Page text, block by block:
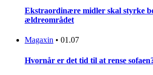
Ekstraordinære midler skal styrke
ældreområdet
Magaxin • 01.07
Hvornår er det tid til at rense